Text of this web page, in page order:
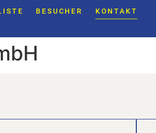
BESUCHER KONTAKT